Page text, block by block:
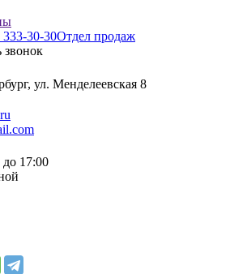
30-30Отдел продаж
звонок
ул. Менделеевская 8
17:00